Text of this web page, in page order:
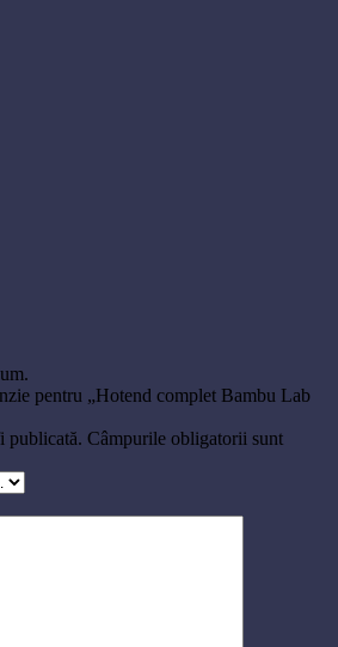
pentru „Hotend complet Bambu Lab
publicată. Câmpurile obligatorii sunt